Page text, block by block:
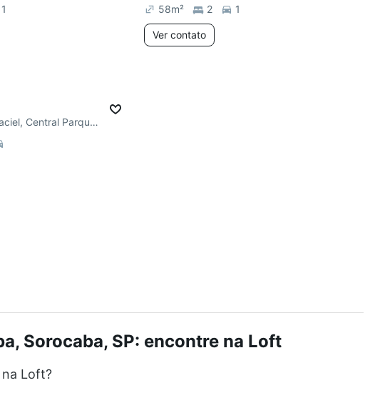
1
58m² 2 1
Ver contato
R. Doutor Osmar Maciel, Central Parque Sorocaba
Sorocaba, SP: encontre na Loft
Loft?